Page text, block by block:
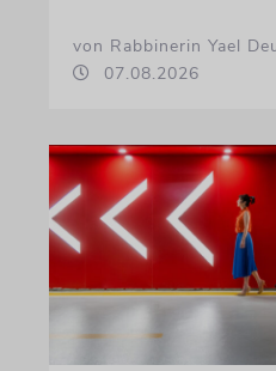
von Rabbinerin Yael
07.08.2026